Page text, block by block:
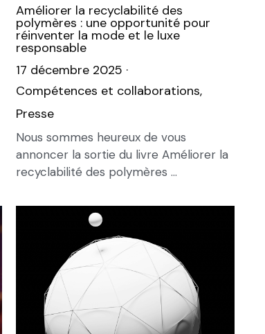
Améliorer la recyclabilité des
polymères : une opportunité pour
réinventer la mode et le luxe
responsable
17 décembre 2025 ·
Compétences et collaborations,
Presse
Nous sommes heureux de vous
annoncer la sortie du livre Améliorer la
recyclabilité des polymères ...